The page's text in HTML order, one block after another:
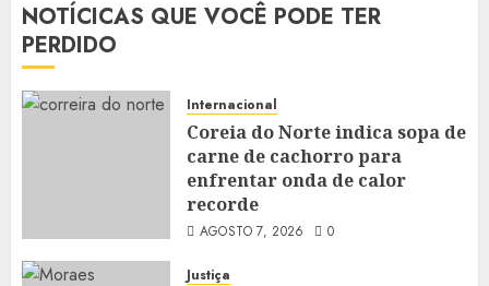
NOTÍCICAS QUE VOCÊ PODE TER
PERDIDO
Internacional
Coreia do Norte indica sopa de
carne de cachorro para
enfrentar onda de calor
recorde
AGOSTO 7, 2026 0
Justiça